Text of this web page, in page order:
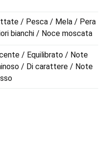
/ Pesca / Mela / Pera
bianchi / Noce moscata
/ Equilibrato / Note
/ Di carattere / Note